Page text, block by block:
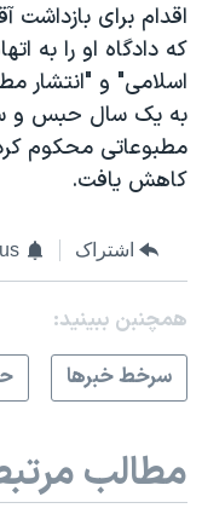
اقدام برای
که دادگاه او را به
اسلامی" و "انتشار
به یک سال حبس و
مطبوعاتی محکوم
کاهش یافت.
اشتراک
همچنبن ببینید:
سرخط خبرها
مطالب